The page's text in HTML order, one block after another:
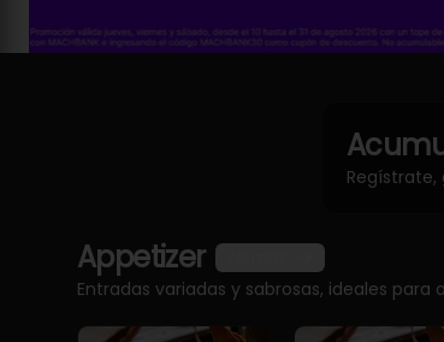
Appetizer
Entradas variadas y sabrosas, ideales